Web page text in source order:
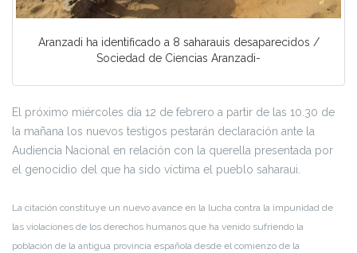
Aranzadi ha identificado a 8 saharauis desaparecidos /
Sociedad de Ciencias Aranzadi-
El próximo miércoles día 12 de febrero a partir de las 10.30 de
la mañana los nuevos testigos pestarán declaración ante la
Audiencia Nacional en relación con la querella presentada por
el genocidio del que ha sido víctima el pueblo saharaui.
La citación constituye un nuevo avance en la lucha contra la impunidad de
las violaciones de los derechos humanos que ha venido sufriendo la
población de la antigua provincia española desde el comienzo de la